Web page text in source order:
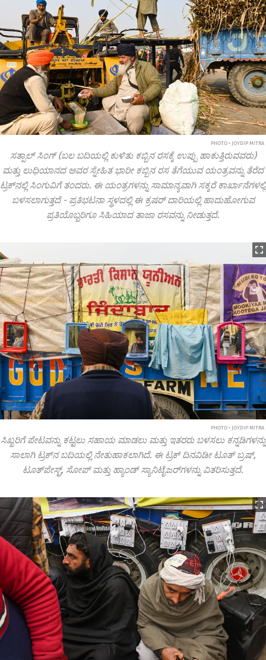
PHOTO • JOYDIP MITRA
ಸತ್ಪಾಲ್ ಸಿಂಗ್ (ಬಲ ಬದಿಯಲ್ಲಿ ಕುಳಿತು ಕಬ್ಬಿನ ರಸಕ್ಕೆ ಉಪ್ಪು ಹಾಕುತ್ತಿರುವವರು)
ಮತ್ತು ಲುಧಿಯಾನದ ಅವರ ಸ್ನೇಹಿತ ಭಾರೀ ಕಬ್ಬಿನ ರಸ ತೆಗೆಯುವ ಯಂತ್ರವನ್ನು ತೆರೆದ
ಟ್ರಕ್‌ನಲ್ಲಿ ಸಿಂಗುವಿಗೆ ತಂದರು. ಈ ಯಂತ್ರಗಳನ್ನು ಸಾಮಾನ್ಯವಾಗಿ ಸಕ್ಕರೆ ಕಾರ್ಖಾನೆಗಳಲ್ಲಿ
ಬಳಸಲಾಗುತ್ತದೆ - ಪ್ರತಿಭಟನಾ ಸ್ಥಳದಲ್ಲಿ ಈ ಕ್ರಷರ್ ದಾರಿಯಲ್ಲಿ ಹಾದುಹೋಗುವ
ಪ್ರತಿಯೊಬ್ಬರಿಗೂ ಸಿಹಿಯಾದ ತಾಜಾ ರಸವನ್ನು ನೀಡುತ್ತದೆ.
PHOTO • JOYDIP MITRA
ಸಿಖ್ಖರಿಗೆ ಪೇಟವನ್ನು ಕಟ್ಟಲು ಸಹಾಯ ಮಾಡಲು ಮತ್ತು ಇತರರು ಬಳಸಲು ಕನ್ನಡಿಗಳನ್ನು
ಸಾಲಾಗಿ ಟ್ರಕ್‌ನ ಬದಿಯಲ್ಲಿ ನೇತುಹಾಕಲಾಗಿದೆ. ಈ ಟ್ರಕ್ ದಿನವಿಡೀ ಟೂತ್ ಬ್ರಷ್,
ಟೂತ್‌ಪೇಸ್ಟ್, ಸೋಪ್ ಮತ್ತು ಹ್ಯಾಂಡ್ ಸ್ಯಾನಿಟೈಜರ್‌ಗಳನ್ನು ವಿತರಿಸುತ್ತದೆ.